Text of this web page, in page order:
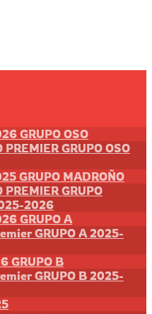
GRUPO OSO
GRUPO OSO
GRUPO MADROÑO
PREMIER GRUPO
2026
GRUPO A
GRUPO A 2025-
GRUPO B
GRUPO B 2025-